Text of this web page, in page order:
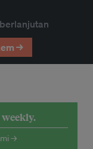
→
→